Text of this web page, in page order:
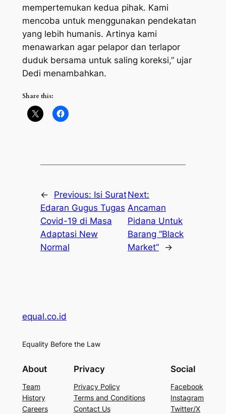
mempertemukan kedua pihak. Kami
mencoba untuk menggunakan pendekatan
yang lebih humanis. Artinya kami
menawarkan agar pelapor dan terlapor
duduk bersama untuk saling koreksi,” ujar
Dedi menambahkan.
Share this:
← Previous: Isi Surat
Edaran Gugus Tugas
Covid-19 di Masa
Adaptasi New
Normal
Next:
Ancaman
Pidana Untuk
Barang “Black
Market”
→
equal.co.id
Equality Before the Law
About
Team
History
Careers
Privacy
Privacy Policy
Terms and Conditions
Contact Us
Social
Facebook
Instagram
Twitter/X